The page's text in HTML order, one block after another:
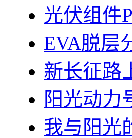
光伏组件
EVA脱层
新长征路
阳光动力
我与阳光